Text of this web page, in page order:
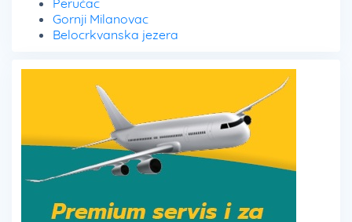
Perućac
Gornji Milanovac
Belocrkvanska jezera